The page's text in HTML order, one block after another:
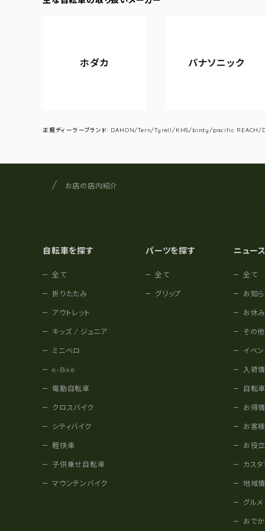
ホダカ パナソニック
正規ディーラーブランド: DAHON/Tern/Tyrell/KHS/birdy/pacific
サイト内の現在地
サイクルショップナカゴヤ
お店の店内紹介
自転車を探す
全て
折りたたみ
アウトレット
キッズ / ジュニア
ミニベロ
e-Bike
電動自転車
クロスバイク
シティバイク
軽快車
子供乗せ自転車
マウンテンバイク
パーツを探す
全て
グリップ
ニュー
全て
お知
お休
その
イベン
入荷
自転
お得
お客様
お役
カス
地域
グルメ
おで